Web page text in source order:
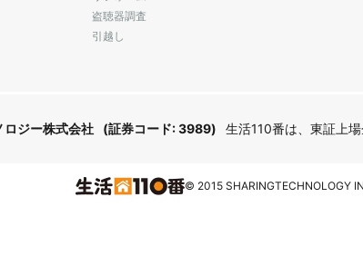
盗聴器調査
引越し
ロジー株式会社 (証券コード: 3989) 生活110番は、東証上
© 2015 SHARINGTECHNOLOGY